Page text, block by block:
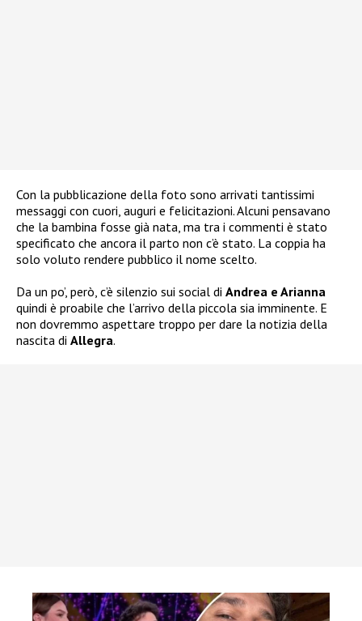
Con la pubblicazione della foto sono arrivati tantissimi
messaggi con cuori, auguri e felicitazioni. Alcuni pensavano
che la bambina fosse già nata, ma tra i commenti è stato
specificato che ancora il parto non c’è stato. La coppia ha
solo voluto rendere pubblico il nome scelto.
Da un po’, però, c’è silenzio sui social di Andrea e Arianna
quindi è proabile che l’arrivo della piccola sia imminente. E
non dovremmo aspettare troppo per dare la notizia della
nascita di Allegra.